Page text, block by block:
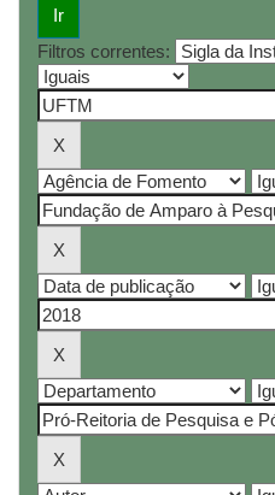
Filtros correntes: